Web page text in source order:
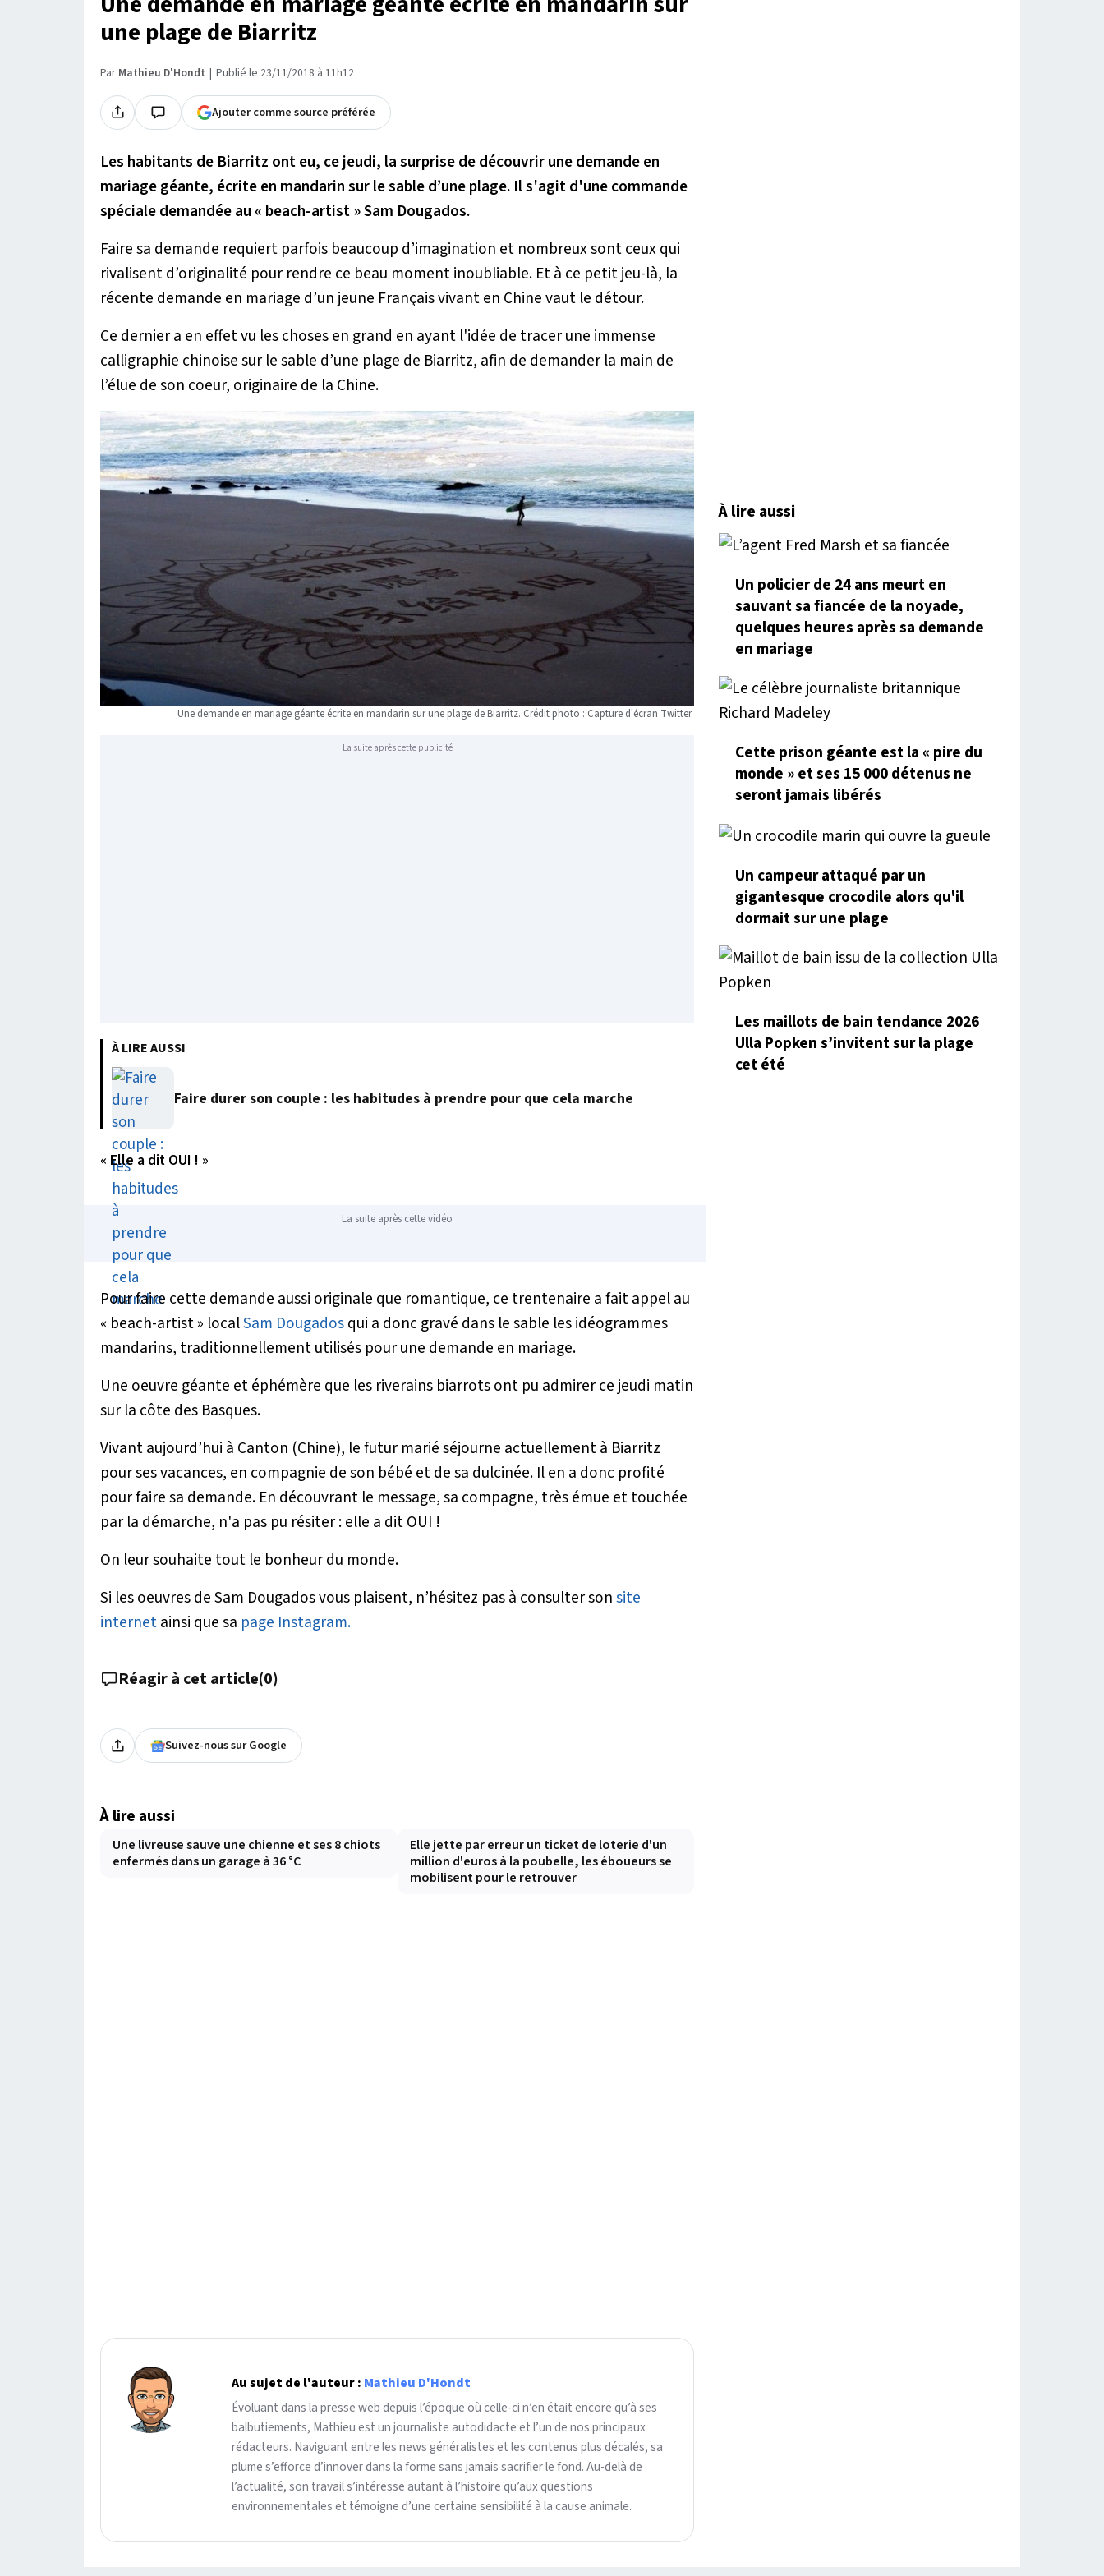
une plage de Biarritz
Par Mathieu D'Hondt Publié le 23/11/2018 à 11h12
Ajouter comme source préférée
Les habitants de Biarritz ont eu, ce jeudi, la surprise de découvrir une demande en
mariage géante, écrite en mandarin sur le sable d’une plage. Il s'agit d'une commande
spéciale demandée au « beach-artist » Sam Dougados.
Faire sa demande requiert parfois beaucoup d’imagination et nombreux sont ceux qui
rivalisent d’originalité pour rendre ce beau moment inoubliable. Et à ce petit jeu-là, la
récente demande en mariage d’un jeune Français vivant en Chine vaut le détour.
Ce dernier a en effet vu les choses en grand en ayant l'idée de tracer une immense
calligraphie chinoise sur le sable d’une plage de Biarritz, afin de demander la main de
l’élue de son coeur, originaire de la Chine.
Une demande en mariage géante écrite en mandarin sur une plage de Biarritz. Crédit photo : Capture d'écran Twitter
La suite après cette publicité
À LIRE AUSSI
Faire durer son couple : les habitudes à prendre pour que cela marche
« Elle a dit OUI ! »
La suite après cette vidéo
Pour faire cette demande aussi originale que romantique, ce trentenaire a fait appel au
« beach-artist » localSam Dougadosqui a donc gravé dans le sable les idéogrammes
mandarins, traditionnellement utilisés pour une demande en mariage.
Une oeuvre géante et éphémère que les riverains biarrots ont pu admirer ce jeudi matin
sur la côte des Basques.
Vivant aujourd’hui à Canton (Chine), le futur marié séjourne actuellement à Biarritz
pour ses vacances, en compagnie de son bébé et de sa dulcinée. Il en a donc profité
pour faire sa demande. En découvrant le message, sa compagne, très émue et touchée
par la démarche, n'a pas pu résiter : elle a dit OUI !
On leur souhaite tout le bonheur du monde.
Si les oeuvres de Sam Dougados vous plaisent, n’hésitez pas à consulter sonsite
internetainsi que sa page Instagram.
Réagir à cet article(0)
Suivez-nous sur Google
À lire aussi
Une livreuse sauve une chienne et ses 8 chiots
enfermés dans un garage à 36 °C
Elle jette par erreur un ticket de loterie d'un
million d'euros à la poubelle, les éboueurs se
mobilisent pour le retrouver
Au sujet de l'auteur : Mathieu D'Hondt
Évoluant dans la presse web depuis l’époque où celle-ci n’en était encore qu’à ses
balbutiements, Mathieu est un journaliste autodidacte et l’un de nos principaux
rédacteurs. Naviguant entre les news généralistes et les contenus plus décalés, sa
plume s’efforce d’innover dans la forme sans jamais sacrifier le fond. Au-delà de
l’actualité, son travail s’intéresse autant à l’histoire qu’aux questions
environnementales et témoigne d’une certaine sensibilité à la cause animale.
À lire aussi
Un policier de 24 ans meurt en
sauvant sa fiancée de la noyade,
quelques heures après sa demande
en mariage
Cette prison géante est la « pire du
monde » et ses 15 000 détenus ne
seront jamais libérés
Un campeur attaqué par un
gigantesque crocodile alors qu'il
dormait sur une plage
Les maillots de bain tendance 2026
Ulla Popken s’invitent sur la plage
cet été